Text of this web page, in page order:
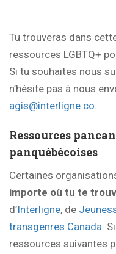
Tu trouveras dans
ressources LGBTQ+
Si tu souhaites nous
n’hésite pas à nous
agis@interligne.co.
Ressources
panquébécoises
Certaines
importe où tu te
d’Interligne, de
transgenres Canada.
ressources suivantes